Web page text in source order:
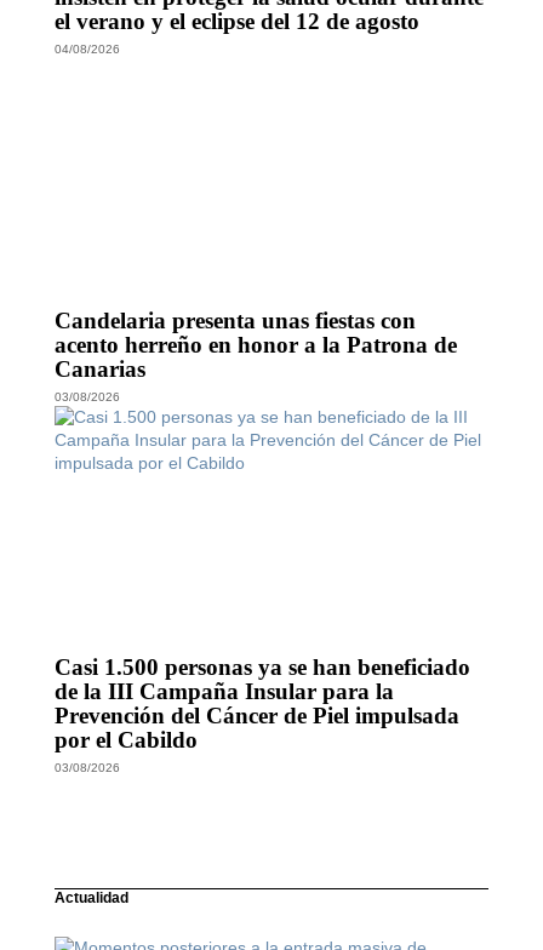
el verano y el eclipse del 12 de agosto
04/08/2026
Candelaria presenta unas fiestas con
acento herreño en honor a la Patrona de
Canarias
03/08/2026
Casi 1.500 personas ya se han beneficiado
de la III Campaña Insular para la
Prevención del Cáncer de Piel impulsada
por el Cabildo
03/08/2026
Actualidad